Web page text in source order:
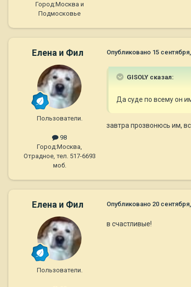
Город:Москва и
Подмосковье
Елена и Фил
Пользователи.
98
Город:Москва,
Отрадное, тел. 517-6693
моб.
Опубликовано 15
GISOLY сказал:
Да суде по всему он
завтра прозвонюсь им,
Елена и Фил
Пользователи.
Опубликовано 20
в счастливые!